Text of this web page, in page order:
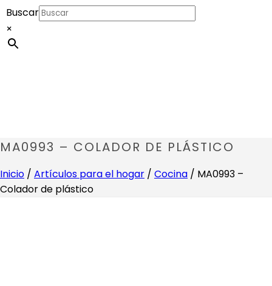
Buscar
×
MA0993 – COLADOR DE PLÁSTICO
Inicio / Artículos para el hogar / Cocina / MA0993 –
Colador de plástico